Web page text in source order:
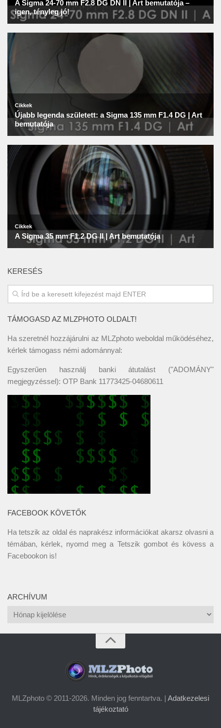
KERESÉS
TÁMOGASD AZ MLZPHOTO OLDALT!
Ha szeretnél hozzájárulni az MLZphoto weboldal működéséhez,
kérlek támogass némi adománnyal:
Egyszerűen használj banki átutalást ("ADOMÁNY"
megjegyzéssel): OTP Bank 11773425-04680611
FACEBOOK KÖVETŐK
Ha tetszik az oldal és naprakész információkat akarsz olvasni a
témában, kérlek, nyomd meg a Tetszik gombot és kövess a
Facebookon is!
ARCHÍVUM
Archívum
MLZphoto © 2011-2026. Minden jog fenntartva. | Adatkezelesi
tájékoztató